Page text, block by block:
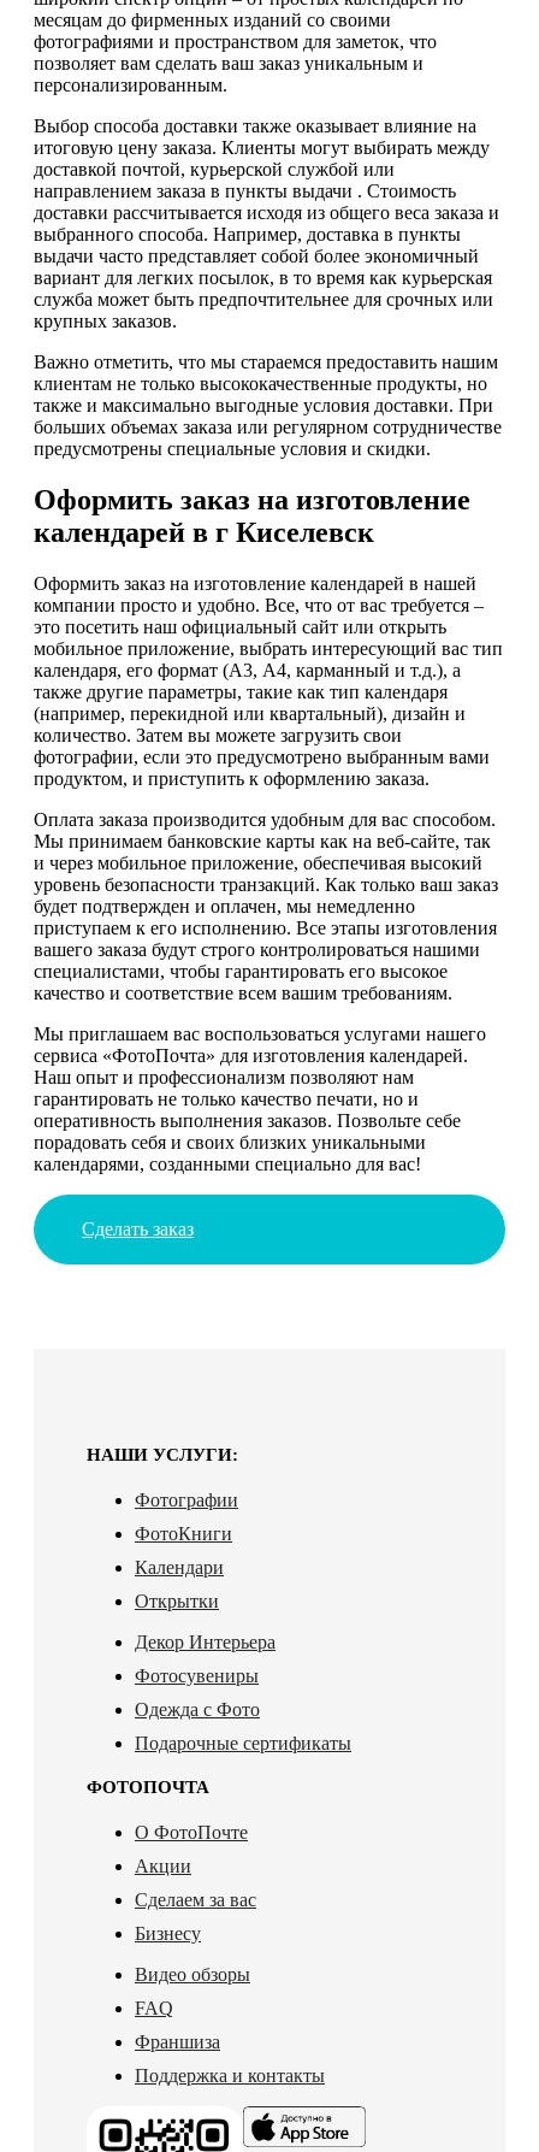
месяцам до фирменных изданий со своими
фотографиями и пространством для заметок, что
позволяет вам сделать ваш заказ уникальным и
персонализированным.
Выбор способа доставки также оказывает влияние на
итоговую цену заказа. Клиенты могут выбирать между
доставкой почтой, курьерской службой или
направлением заказа в пункты выдачи . Стоимость
доставки рассчитывается исходя из общего веса заказа и
выбранного способа. Например, доставка в пункты
выдачи часто представляет собой более экономичный
вариант для легких посылок, в то время как курьерская
служба может быть предпочтительнее для срочных или
крупных заказов.
Важно отметить, что мы стараемся предоставить нашим
клиентам не только высококачественные продукты, но
также и максимально выгодные условия доставки. При
больших объемах заказа или регулярном сотрудничестве
предусмотрены специальные условия и скидки.
Оформить заказ на изготовление
календарей в г Киселевск
Оформить заказ на изготовление календарей в нашей
компании просто и удобно. Все, что от вас требуется –
это посетить наш официальный сайт или открыть
мобильное приложение, выбрать интересующий вас тип
календаря, его формат (А3, А4, карманный и т.д.), а
также другие параметры, такие как тип календаря
(например, перекидной или квартальный), дизайн и
количество. Затем вы можете загрузить свои
фотографии, если это предусмотрено выбранным вами
продуктом, и приступить к оформлению заказа.
Оплата заказа производится удобным для вас способом.
Мы принимаем банковские карты как на веб-сайте, так
и через мобильное приложение, обеспечивая высокий
уровень безопасности транзакций. Как только ваш заказ
будет подтвержден и оплачен, мы немедленно
приступаем к его исполнению. Все этапы изготовления
вашего заказа будут строго контролироваться нашими
специалистами, чтобы гарантировать его высокое
качество и соответствие всем вашим требованиям.
Мы приглашаем вас воспользоваться услугами нашего
сервиса «ФотоПочта» для изготовления календарей.
Наш опыт и профессионализм позволяют нам
гарантировать не только качество печати, но и
оперативность выполнения заказов. Позвольте себе
порадовать себя и своих близких уникальными
календарями, созданными специально для вас!
Сделать заказ
НАШИ УСЛУГИ:
Фотографии
ФотоКниги
Календари
Открытки
Декор Интерьера
Фотосувениры
Одежда с Фото
Подарочные сертификаты
ФОТОПОЧТА
О ФотоПочте
Акции
Сделаем за вас
Бизнесу
Видео обзоры
FAQ
Франшиза
Поддержка и контакты